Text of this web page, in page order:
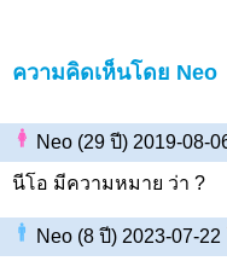
ความคิดเห็นโดย Neo
Neo (29 ปี) 2019-08-
นีโอ มีความหมาย ว่า ?
Neo (8 ปี) 2023-07-22